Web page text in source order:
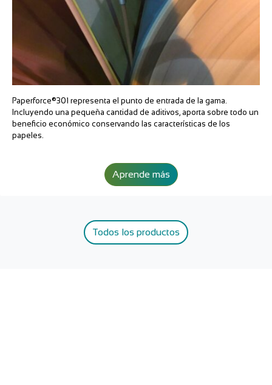
Paperforce®301 representa el punto de entrada de la gama.
Incluyendo una pequeña cantidad de aditivos, aporta sobre todo un
beneficio económico conservando las características de los
papeles.
Aprende más
Todos los productos